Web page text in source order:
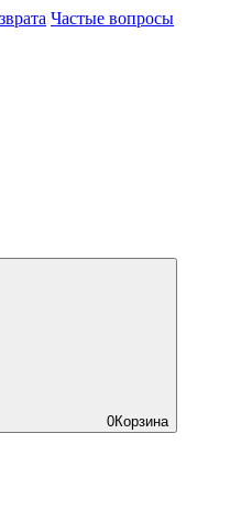
Частые вопросы
0Корзина